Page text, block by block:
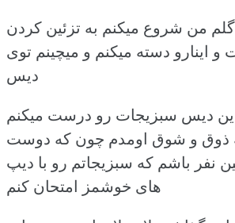
من شروع میکنم به تزئین کردن
اینارو دسته میکنم و میچینم توی
دیس
این دیس سبزیجات رو درست میکنم
ذوق و شوق اومدم چون که دوست
نفر باشم که سبزیجاتم رو با دیپ
های خوشمز امتحان کنم